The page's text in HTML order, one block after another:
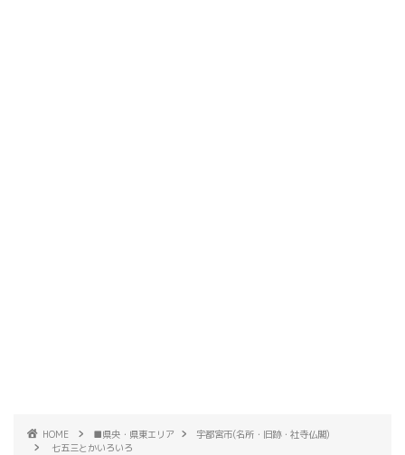
HOME ■県央・県東エリア
宇都宮市(名所・旧跡・社寺仏閣)
七五三とかいろいろ